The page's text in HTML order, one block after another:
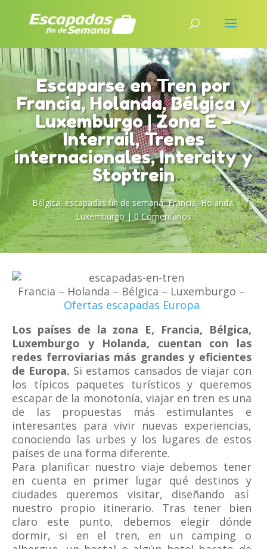
Escaparse en Tren por
Francia, Holanda, Bélgica y
Luxemburgo | Zona E –
Interrail, Trenes
internacionales, Intercity y
Stoptrein
Bélgica, escapadas fin de semana,Francia,Holanda,
Luxemburgo|0 Comentarios
Francia – Holanda – Bélgica – Luxemburgo –
Ofertas escapadas Europa
Los países de la zona E, Francia, Bélgica,
Luxemburgo y Holanda, cuentan con las
redes ferroviarias más grandes y eficientes
de Europa. Si estamos cansados de viajar con
los típicos paquetes turísticos y queremos
escapar de la monotonía, viajar en tren es una
de las propuestas más estimulantes e
interesantes para vivir nuevas experiencias,
conociendo las urbes y los lugares de estos
países de una forma diferente.
Para planificar nuestro viaje debemos tener
en cuenta en primer lugar qué destinos y
ciudades queremos visitar, diseñando así
nuestro propio itinerario. Tras tener bien
claro este punto, debemos elegir dónde
dormir, si en el tren, en un camping o